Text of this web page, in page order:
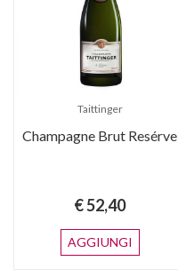
Taittinger
Champagne Brut Resérve
€ 52,40
AGGIUNGI